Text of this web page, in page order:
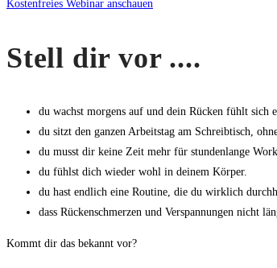
Kostenfreies Webinar anschauen
Stell dir vor ....
du wachst morgens auf und dein Rücken fühlt sich
du sitzt den ganzen Arbeitstag am Schreibtisch,
du musst dir keine Zeit mehr für stundenlange
du fühlst dich wieder wohl in deinem Körper.
du hast endlich eine Routine, die du wirklich
dass Rückenschmerzen und Verspannungen nicht
Kommt dir das bekannt vor?